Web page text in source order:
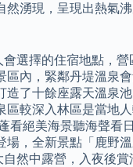
湧現，呈現出熱氣
選擇的住宿地點，
內，緊鄰丹堤溫泉
了十餘座露天溫泉
較深入林區是當地
絕美海景聽海聲看
，全新景點「鹿野
然中露營，入夜後賞